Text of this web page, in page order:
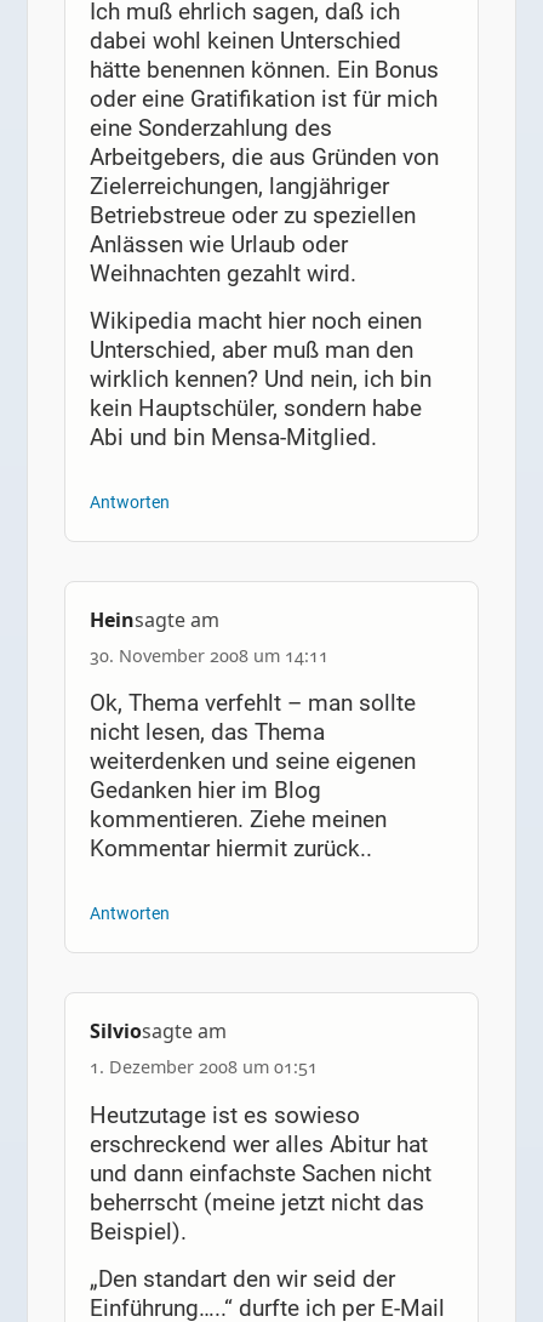
Ich muß ehrlich sagen, daß ich
dabei wohl keinen Unterschied
hätte benennen können. Ein Bonus
oder eine Gratifikation ist für mich
eine Sonderzahlung des
Arbeitgebers, die aus Gründen von
Zielerreichungen, langjähriger
Betriebstreue oder zu speziellen
Anlässen wie Urlaub oder
Weihnachten gezahlt wird.
Wikipedia macht hier noch einen
Unterschied, aber muß man den
wirklich kennen? Und nein, ich bin
kein Hauptschüler, sondern habe
Abi und bin Mensa-Mitglied.
Antworten
Heinsagte am
30. November 2008 um 14:11
Ok, Thema verfehlt – man sollte
nicht lesen, das Thema
weiterdenken und seine eigenen
Gedanken hier im Blog
kommentieren. Ziehe meinen
Kommentar hiermit zurück..
Antworten
Silviosagte am
1. Dezember 2008 um 01:51
Heutzutage ist es sowieso
erschreckend wer alles Abitur hat
und dann einfachste Sachen nicht
beherrscht (meine jetzt nicht das
Beispiel).
„Den standart den wir seid der
Einführung…..“ durfte ich per E-Mail